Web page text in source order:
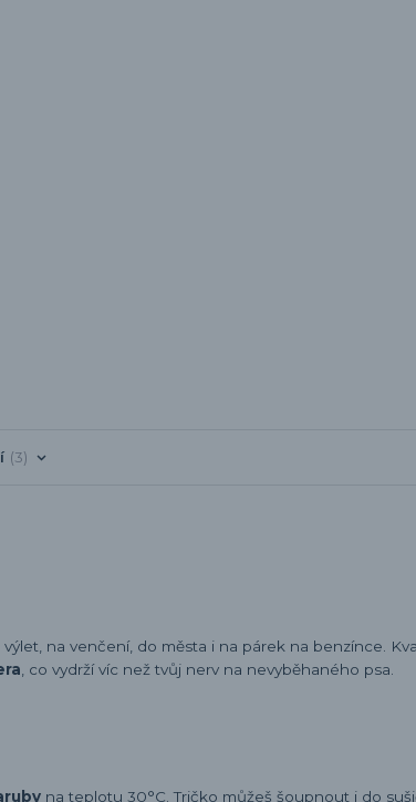
3
výlet, na venčení, do města i na párek na benzínce.
, co vydrží víc než tvůj nerv na nevyběhaného psa.
na teplotu 30°C. Tričko můžeš šoupnout i do